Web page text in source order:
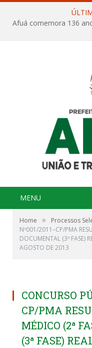
MENU
Home » Processos
Nº001/2011–CP/PMA
DOCUMENTAL (3ª FASE)
AGOSTO DE 2013
CONCURSO
CP/PMA
MÉDICO (2ª
(3ª FASE)